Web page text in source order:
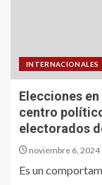
INTERNACIONALES
Elecciones
centro
electorados
noviembre 6, 2024
Es un